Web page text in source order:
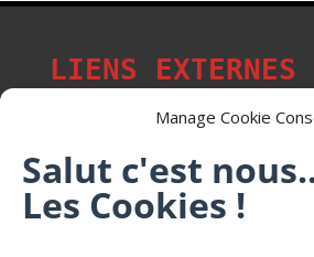
Manage Cookie
Salut c'est
Les Cookies !
LIENS EXTERNES
Les p'tits citoyens de Mont-
Trail Saintmartinois Daniel FEITE